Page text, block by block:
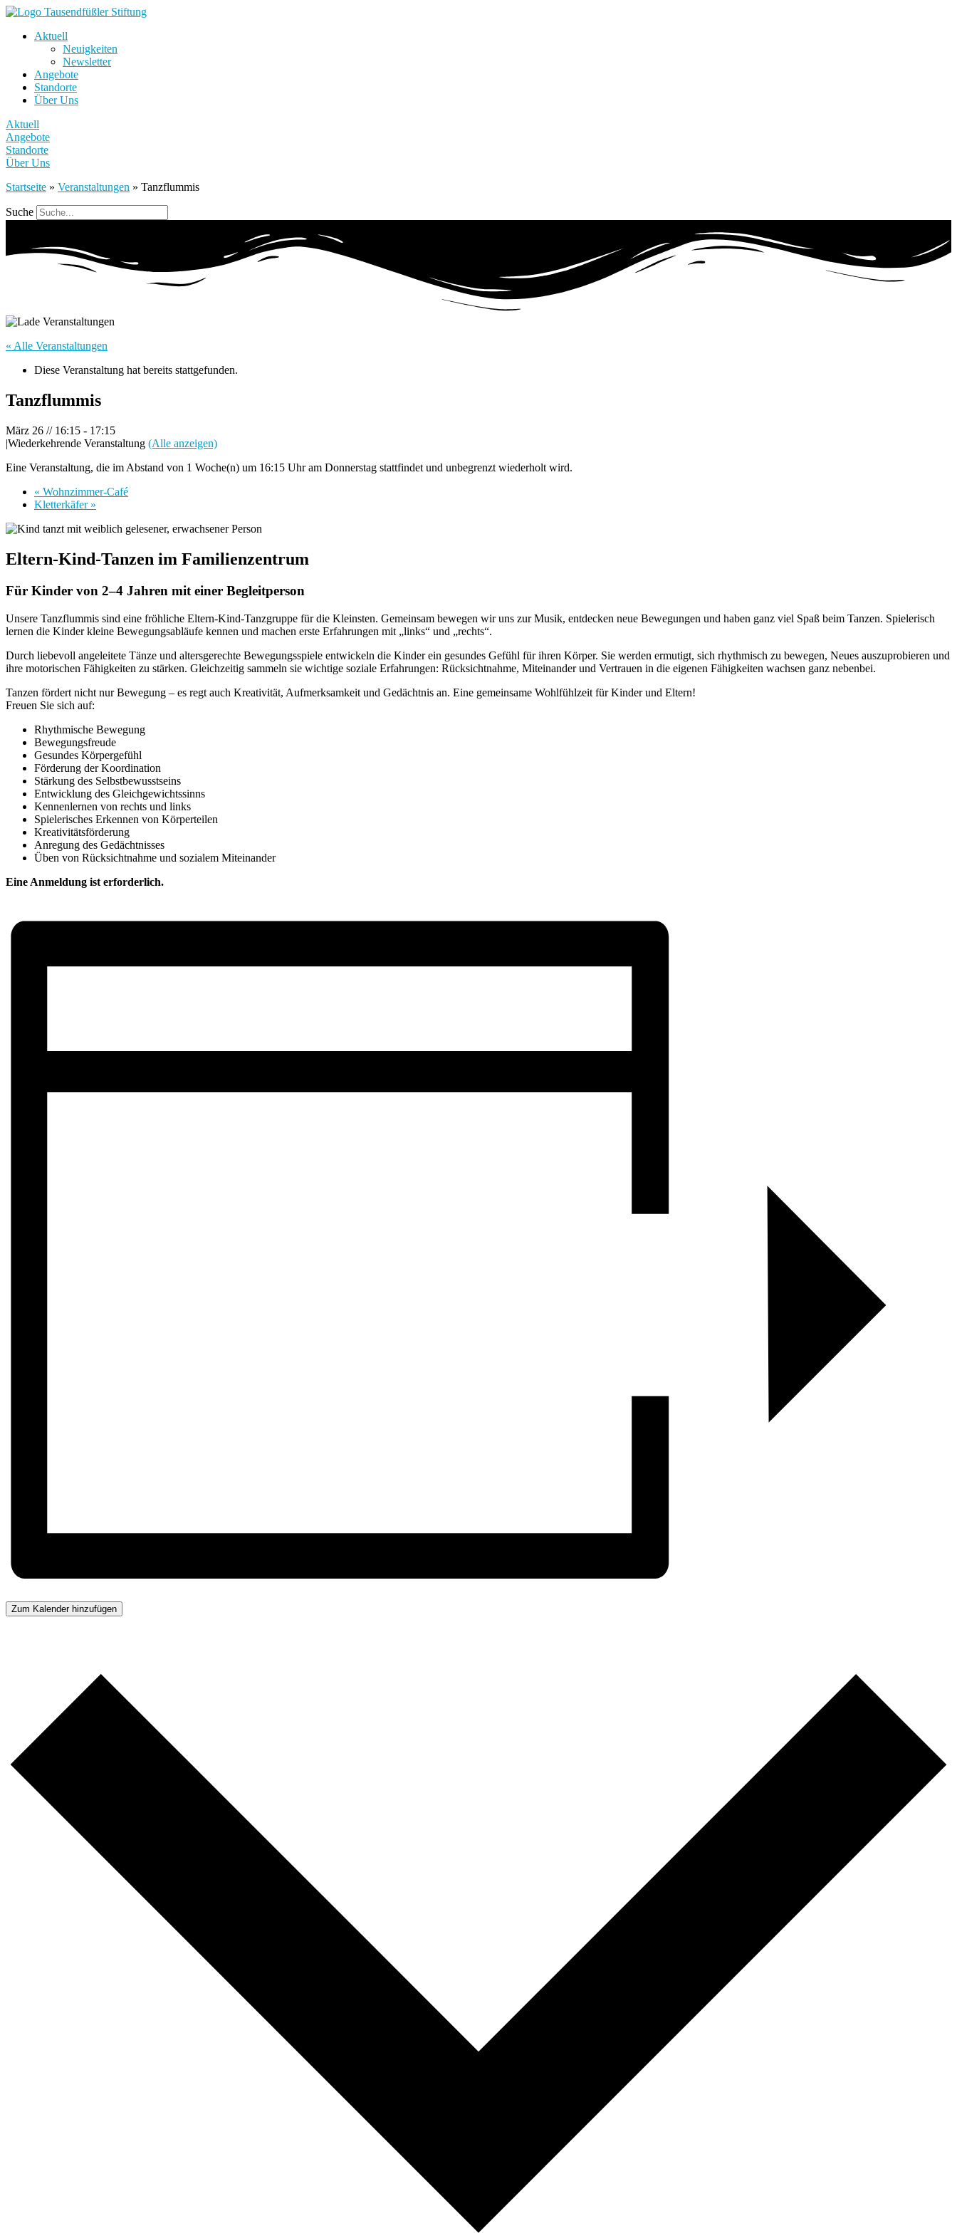
Aktuell
Neuigkeiten
Newsletter
Angebote
Standorte
Über Uns
Aktuell
Angebote
Standorte
Über Uns
Startseite » Veranstaltungen » Tanzflummis
Suche
« Alle Veranstaltungen
Diese Veranstaltung hat bereits stattgefunden.
Tanzflummis
März 26 // 16:15 - 17:15
|Wiederkehrende Veranstaltung (Alle anzeigen)
Eine Veranstaltung, die im Abstand von 1 Woche(n) um 16:15 Uhr am Donnerstag stattfindet und unbegrenzt wiederholt wird.
« Wohnzimmer-Café
Kletterkäfer »
Eltern-Kind-Tanzen im Familienzentrum
Für Kinder von 2–4 Jahren mit einer Begleitperson
Unsere Tanzflummis sind eine fröhliche Eltern-Kind-Tanzgruppe für die Kleinsten. Gemeinsam bewegen wir uns zur Musik, entdecken neue Bewegungen und haben ganz viel Spaß beim Tanzen. Spielerisch
lernen die Kinder kleine Bewegungsabläufe kennen und machen erste Erfahrungen mit „links“ und „rechts“.
Durch liebevoll angeleitete Tänze und altersgerechte Bewegungsspiele entwickeln die Kinder ein gesundes Gefühl für ihren Körper. Sie werden ermutigt, sich rhythmisch zu bewegen, Neues auszuprobieren und
ihre motorischen Fähigkeiten zu stärken. Gleichzeitig sammeln sie wichtige soziale Erfahrungen: Rücksichtnahme, Miteinander und Vertrauen in die eigenen Fähigkeiten wachsen ganz nebenbei.
Tanzen fördert nicht nur Bewegung – es regt auch Kreativität, Aufmerksamkeit und Gedächtnis an. Eine gemeinsame Wohlfühlzeit für Kinder und Eltern!
Freuen Sie sich auf:
Rhythmische Bewegung
Bewegungsfreude
Gesundes Körpergefühl
Förderung der Koordination
Stärkung des Selbstbewusstseins
Entwicklung des Gleichgewichtssinns
Kennenlernen von rechts und links
Spielerisches Erkennen von Körperteilen
Kreativitätsförderung
Anregung des Gedächtnisses
Üben von Rücksichtnahme und sozialem Miteinander
Eine Anmeldung ist erforderlich.
Zum Kalender hinzufügen